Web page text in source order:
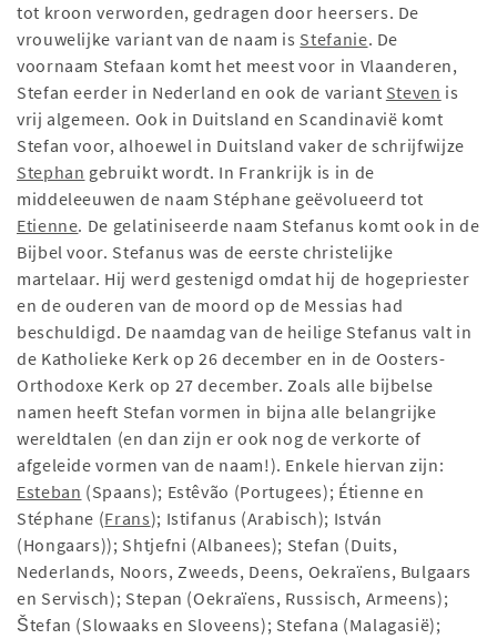
tot kroon verworden, gedragen door heersers. De
vrouwelijke variant van de naam is Stefanie. De
voornaam Stefaan komt het meest voor in Vlaanderen,
Stefan eerder in Nederland en ook de variant Steven is
vrij algemeen. Ook in Duitsland en Scandinavië komt
Stefan voor, alhoewel in Duitsland vaker de schrijfwijze
Stephan gebruikt wordt. In Frankrijk is in de
middeleeuwen de naam Stéphane geëvolueerd tot
Etienne. De gelatiniseerde naam Stefanus komt ook in de
Bijbel voor. Stefanus was de eerste christelijke
martelaar. Hij werd gestenigd omdat hij de hogepriester
en de ouderen van de moord op de Messias had
beschuldigd. De naamdag van de heilige Stefanus valt in
de Katholieke Kerk op 26 december en in de Oosters-
Orthodoxe Kerk op 27 december. Zoals alle bijbelse
namen heeft Stefan vormen in bijna alle belangrijke
wereldtalen (en dan zijn er ook nog de verkorte of
afgeleide vormen van de naam!). Enkele hiervan zijn:
Esteban (Spaans); Estêvão (Portugees); Étienne en
Stéphane (Frans); Istifanus (Arabisch); István
(Hongaars)); Shtjefni (Albanees); Stefan (Duits,
Nederlands, Noors, Zweeds, Deens, Oekraïens, Bulgaars
en Servisch); Stepan (Oekraïens, Russisch, Armeens);
Štefan (Slowaaks en Sloveens); Stefana (Malagasië);